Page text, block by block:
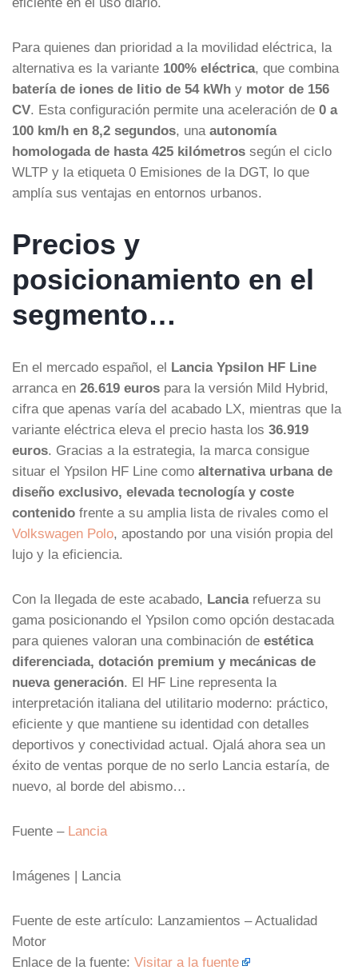
Para quienes dan prioridad a la movilidad eléctrica, la
alternativa es la variante 100% eléctrica, que combina
batería de iones de litio de 54 kWh y motor de 156
CV. Esta configuración permite una aceleración de 0 a
100 km/h en 8,2 segundos, una autonomía
homologada de hasta 425 kilómetros según el ciclo
WLTP y la etiqueta 0 Emisiones de la DGT, lo que
amplía sus ventajas en entornos urbanos.
Precios y
posicionamiento en el
segmento…
En el mercado español, el Lancia Ypsilon HF Line
arranca en 26.619 euros para la versión Mild Hybrid,
cifra que apenas varía del acabado LX, mientras que la
variante eléctrica eleva el precio hasta los 36.919
euros. Gracias a la estrategia, la marca consigue
situar el Ypsilon HF Line como alternativa urbana de
diseño exclusivo, elevada tecnología y coste
contenido frente a su amplia lista de rivales como el
Volkswagen Polo, apostando por una visión propia del
lujo y la eficiencia.
Con la llegada de este acabado, Lanciarefuerza su
gama posicionando el Ypsilon como opción destacada
para quienes valoran una combinación de estética
diferenciada, dotación premium y mecánicas de
nueva generación. El HF Line representa la
interpretación italiana del utilitario moderno: práctico,
eficiente y que mantiene su identidad con detalles
deportivos y conectividad actual. Ojalá ahora sea un
éxito de ventas porque de no serlo Lancia estaría, de
nuevo, al borde del abismo…
Fuente – Lancia
Imágenes | Lancia
Fuente de este artículo: Lanzamientos – Actualidad
Motor
Enlace de la fuente: Visitar a la fuente